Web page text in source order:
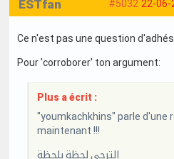
#5032 22-06-
ESTfan
Ce n'est pas une question
Pour 'corroborer' ton argument:
Plus a écrit :
"youmkachkhins" parle d'une
maintenant !!!
الترجي لحظة بلحظة